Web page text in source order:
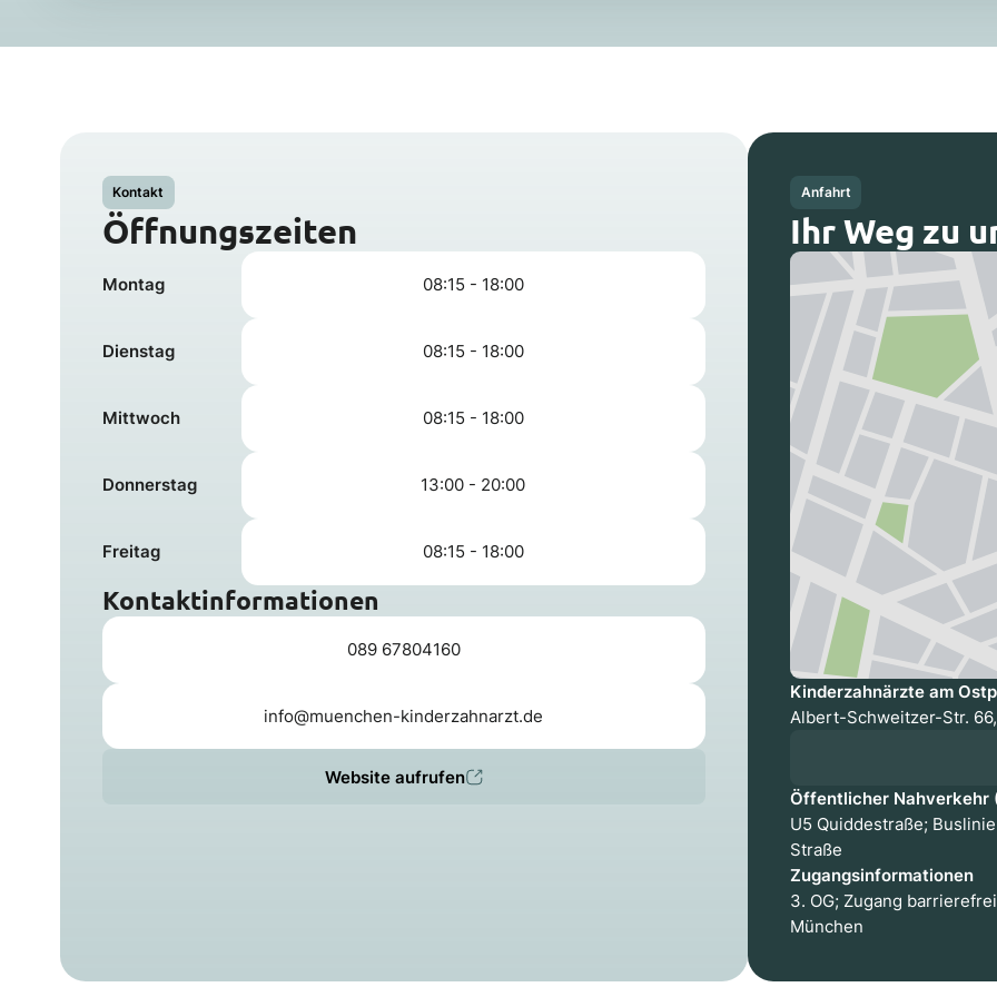
Kontakt
Öffnungszeiten
Montag 08:15 - 18:00
Dienstag 08:15 - 18:00
Mittwoch 08:15 - 18:00
Donnerstag 13:00 - 20:00
Freitag 08:15 - 18:00
Kontaktinformationen
089 67804160
info@muenchen-kinderzahnarzt.de
Website aufrufen
Anfahrt
Ihr Weg zu
Kinderzahnärzte am
Albert-Schweitzer-Str.
Öffentlicher Nahverkehr
U5 Quiddestraße;
Straße
Zugangsinformationen
3. OG; Zugang
München